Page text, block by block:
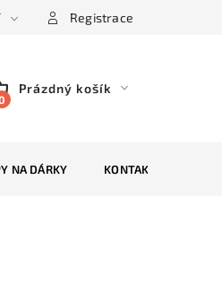
Registrace
Prázdný košík
NA DÁRKY KONTAKTY